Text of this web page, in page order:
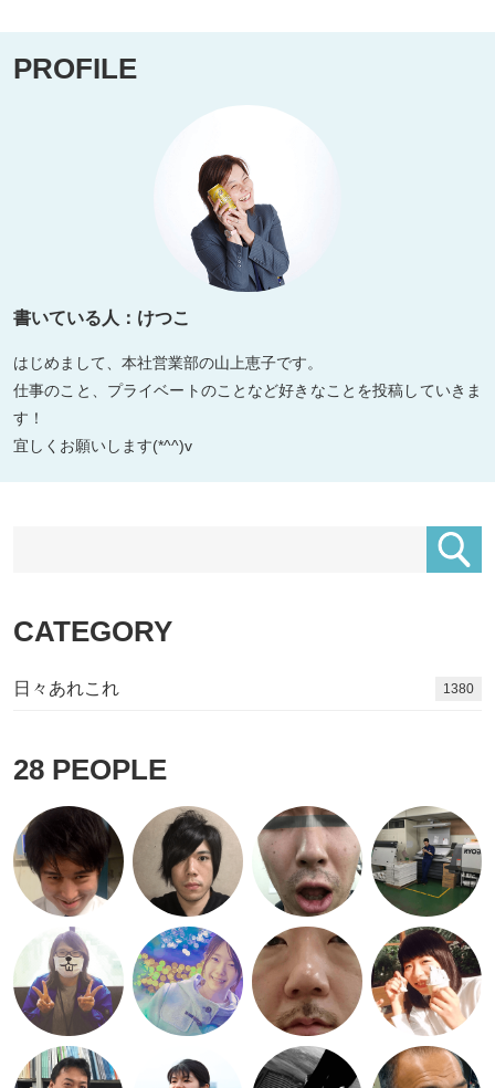
PROFILE
書いている人：けつこ
はじめまして、本社営業部の山上恵子です。
仕事のこと、プライベートのことなど好きなことを投稿していきま
す！
宜しくお願いします(*^^)v
CATEGORY
日々あれこれ 1517
28 PEOPLE